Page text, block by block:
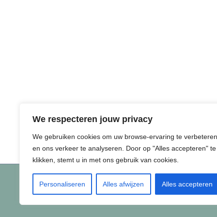
We respecteren jouw privacy
We gebruiken cookies om uw browse-ervaring te verbeteren
en ons verkeer te analyseren. Door op "Alles accepteren" te
klikken, stemt u in met ons gebruik van cookies.
Personaliseren Alles afwijzen Alles accepteren
© 2026 de Vuurplaats | Keizerfazant 46, 1704